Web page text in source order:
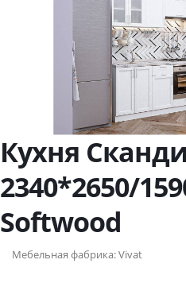
Кухня
2340*2650/
Softwood
Мебельная фабрика:Vivat